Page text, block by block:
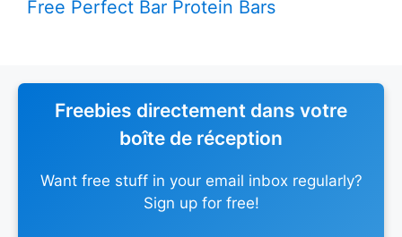
Free Perfect Bar Protein Bars
Freebies directement dans votre
boîte de réception
Want free stuff in your email inbox regularly?
Sign up for free!